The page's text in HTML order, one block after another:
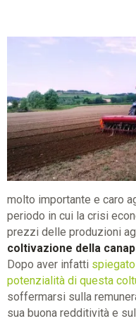
molto importante e caro
periodo in cui la crisi
prezzi delle produzioni
coltivazione della
Dopo aver infatti
potenzialità di questa
soffermarsi sulla
sua buona redditività e